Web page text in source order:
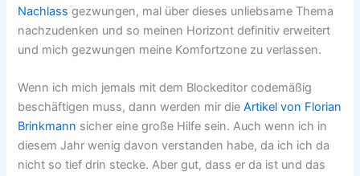
Nachlass gezwungen, mal über dieses unliebsame Thema
nachzudenken und so meinen Horizont definitiv erweitert
und mich gezwungen meine Komfortzone zu verlassen.
Wenn ich mich jemals mit dem Blockeditor codemäßig
beschäftigen muss, dann werden mir dieArtikel von Florian
Brinkmann sicher eine große Hilfe sein. Auch wenn ich in
diesem Jahr wenig davon verstanden habe, da ich ich da
nicht so tief drin stecke. Aber gut, dass er da ist und das